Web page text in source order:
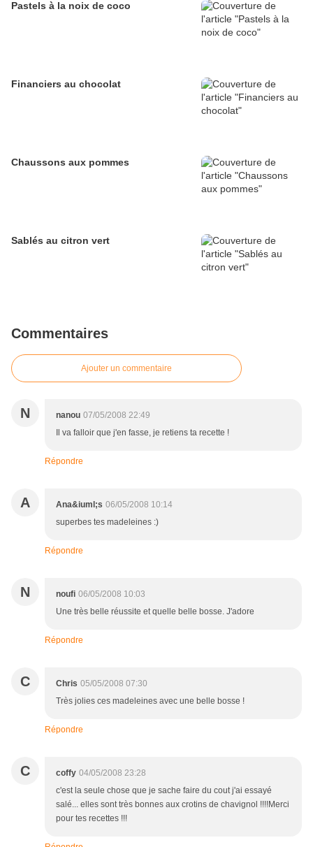
Pastels à la noix de coco
Financiers au chocolat
Chaussons aux pommes
Sablés au citron vert
Commentaires
Ajouter un commentaire
N nanou 07/05/2008 22:49
Il va falloir que j'en fasse, je retiens ta recette !
Répondre
A Ana&iuml;s 06/05/2008 10:14
superbes tes madeleines :)
Répondre
N noufi 06/05/2008 10:03
Une très belle réussite et quelle belle bosse. J'adore
Répondre
C Chris 05/05/2008 07:30
Très jolies ces madeleines avec une belle bosse !
Répondre
C coffy 04/05/2008 23:28
c'est la seule chose que je sache faire du cout j'ai essayé
salé... elles sont très bonnes aux crotins de chavignol !!!!Merci
pour tes recettes !!!